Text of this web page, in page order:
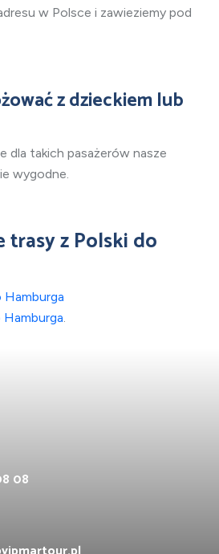
w Polsce i zawieziemy pod
z dzieckiem lub
dla takich pasażerów nasze
wygodne.
trasy z Polski do
Hamburga
08